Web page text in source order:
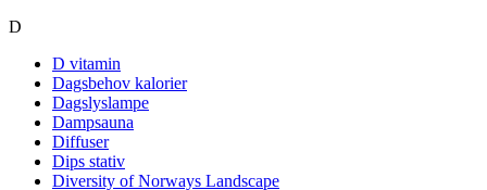
D
D vitamin
Dagsbehov kalorier
Dagslyslampe
Dampsauna
Diffuser
Dips stativ
Diversity of Norways Landscape